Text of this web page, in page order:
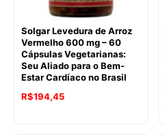
Solgar Levedura de Arroz
Vermelho 600 mg – 60
Cápsulas Vegetarianas:
Seu Aliado para o Bem-
Estar Cardíaco no Brasil
R$194,45